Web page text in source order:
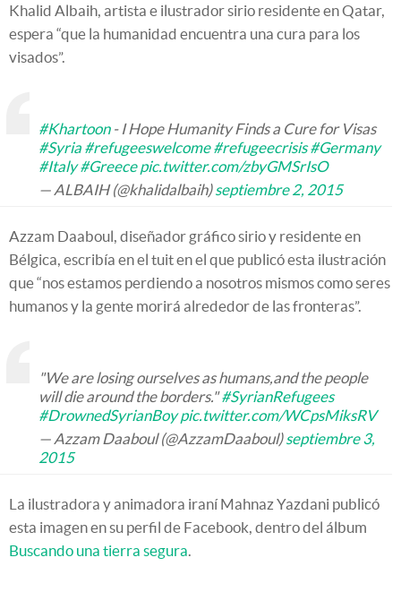
Khalid Albaih, artista e ilustrador sirio residente en Qatar,
espera “que la humanidad encuentra una cura para los
visados”.
#Khartoon- I Hope Humanity Finds a Cure for Visas
#Syria #refugeeswelcome #refugeecrisis #Germany
#Italy #Greece pic.twitter.com/zbyGMSrIsO
— ALBAIH (@khalidalbaih) septiembre 2, 2015
Azzam Daaboul, diseñador gráfico sirio y residente en
Bélgica, escribía en el tuit en el que publicó esta ilustración
que “nos estamos perdiendo a nosotros mismos como seres
humanos y la gente morirá alrededor de las fronteras”.
"We are losing ourselves as humans,and the people
will die around the borders."#SyrianRefugees
#DrownedSyrianBoy pic.twitter.com/WCpsMiksRV
— Azzam Daaboul (@AzzamDaaboul) septiembre 3,
2015
La ilustradora y animadora iraní Mahnaz Yazdani publicó
esta imagen en su perfil de Facebook, dentro del álbum
Buscando una tierra segura